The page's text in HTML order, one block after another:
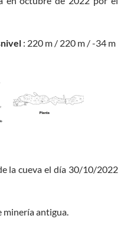
: 220 m / 220 m / -34 m
la cueva el día 30/10/2022
minería antigua.